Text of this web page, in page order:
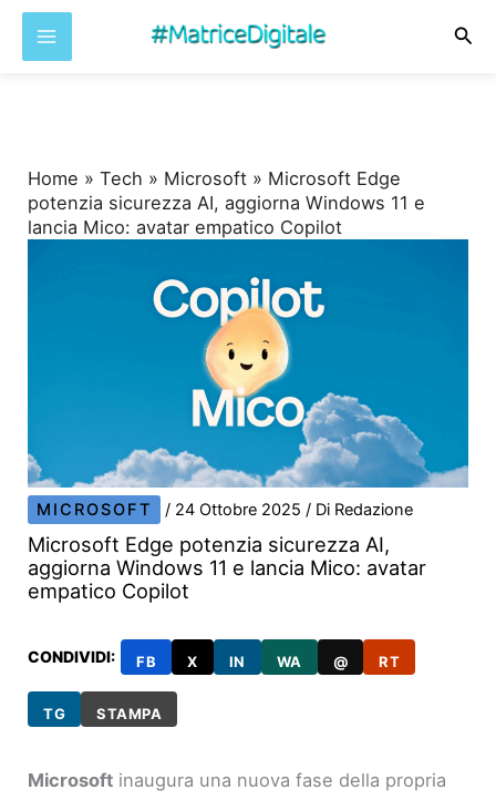
Home »Tech » Microsoft » Microsoft Edge
potenzia sicurezza AI, aggiorna Windows 11 e
lancia Mico: avatar empatico Copilot
MICROSOFT / 24 Ottobre 2025/ Di Redazione
Microsoft Edge potenzia sicurezza AI,
aggiorna Windows 11 e lancia Mico: avatar
empatico Copilot
CONDIVIDI: FB X IN WA @ RT
TG STAMPA
Microsoft inaugura una nuova fase della propria